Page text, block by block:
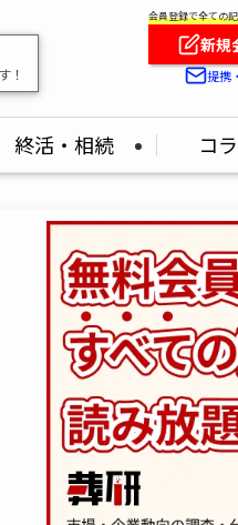
！
会員登録で全ての
新規
提携
終活・相続 コ